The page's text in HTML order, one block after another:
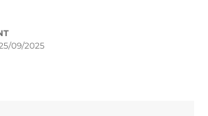
09/2025